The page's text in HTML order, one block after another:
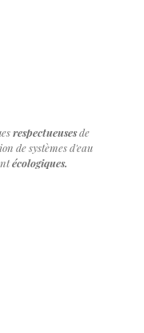
respectueusesde
de systèmes d'eau
écologiques.